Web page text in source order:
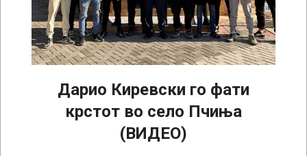
Дарио Киревски го фати
крстот во село Пчиња
(ВИДЕО)